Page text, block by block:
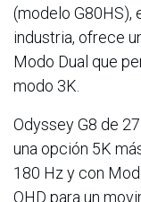
(modelo G80HS),
industria, ofrece
Modo Dual que
modo 3K.
Odyssey G8 de
una opción 5K
180 Hz y con
QHD para un